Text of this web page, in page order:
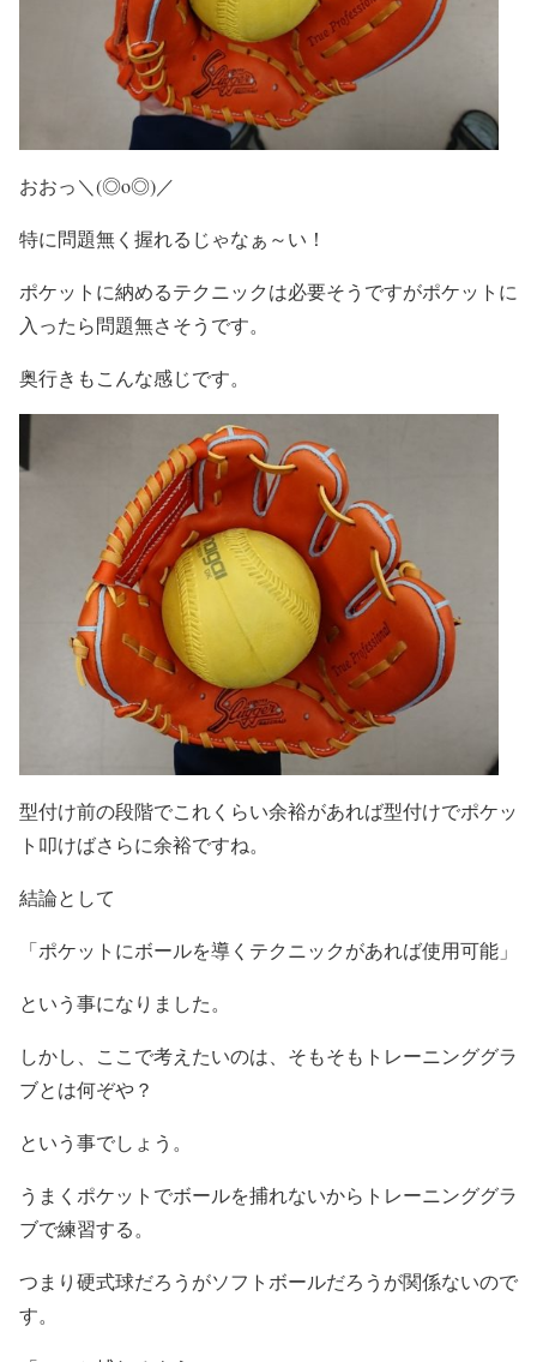
おおっ＼(◎o◎)／
特に問題無く握れるじゃなぁ～い！
ポケットに納めるテクニックは必要そうですがポケットに
入ったら問題無さそうです。
奥行きもこんな感じです。
型付け前の段階でこれくらい余裕があれば型付けでポケッ
ト叩けばさらに余裕ですね。
結論として
「ポケットにボールを導くテクニックがあれば使用可能」
という事になりました。
しかし、ここで考えたいのは、そもそもトレーニンググラ
ブとは何ぞや？
という事でしょう。
うまくポケットでボールを捕れないからトレーニンググラ
ブで練習する。
つまり硬式球だろうがソフトボールだろうが関係ないので
す。